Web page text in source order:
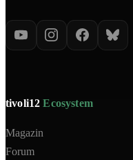
tivoli12Ecosystem
Magazin
Forum